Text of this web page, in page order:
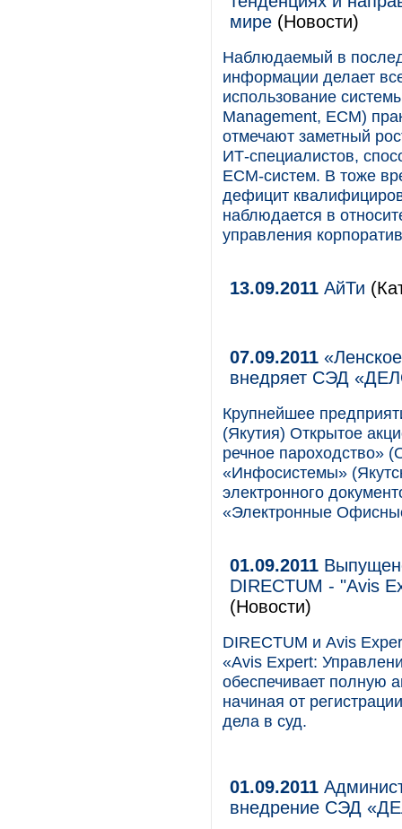
мире (Новости)
Наблюдаемый в
информации делает
использование
Management, ECM)
отмечают заметный
ИТ-специалистов,
ECM-систем. В тоже
дефицит
наблюдается в
управления
13.09.2011 АйТи
07.09.2011
внедряет СЭД
Крупнейшее
(Якутия) Открытое
речное
«Инфосистемы»
электронного
«Электронные
01.09.2011
DIRECTUM - "Avis
(Новости)
DIRECTUM и Avis
«Avis Expert:
обеспечивает полную
начиная от
дела в суд.
01.09.2011
внедрение СЭД